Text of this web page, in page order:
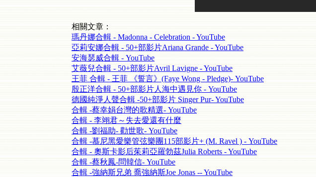
相關文章：
瑪丹娜合輯 - Madonna - Celebration - YouTube
亞莉安娜合輯 - 50+部影片Ariana Grande - YouTube
安海瑟威合輯 - YouTube
艾薇兒合輯 - 50+部影片Avril Lavigne - YouTube
王菲 合輯 - 王菲 《誓言》(Faye Wong - Pledge)- YouTube
殷正洋合輯 - 50+部影片人海中遇見你 - YouTube
德國純淨人聲合輯 -50+部影片 Singer Pur- YouTube
合輯 -蔡幸娟台灣的歌精選- YouTube
合輯 - 李翊君～失去愛還有什麼
合輯 -劉福助- 勸世歌- YouTube
合輯 -慕尼黑愛樂管弦樂團115部影片+ (M. Ravel ) - YouTube
合輯 - 奧斯卡影后茱莉亞羅勃茲Julia Roberts - YouTube
合輯 -蔡秋鳳-問韓信- YouTube
合輯 -強納斯兄弟 喬強納斯Joe Jonas -- YouTube